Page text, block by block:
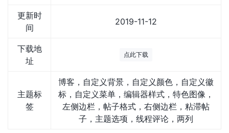
更新时
间
2019-11-12
下载地
址
点此下载
主题标
签
博客，自定义背景，自定义颜色，自定义徽
标，自定义菜单，编辑器样式，特色图像，
左侧边栏，帖子格式，右侧边栏，粘滞帖
子，主题选项，线程评论，两列